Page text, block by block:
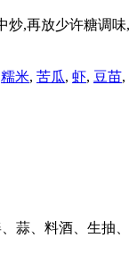
炒,再放少许糖调味,
糯米, 苦瓜, 虾, 豆苗,
蒜、料酒、生抽、